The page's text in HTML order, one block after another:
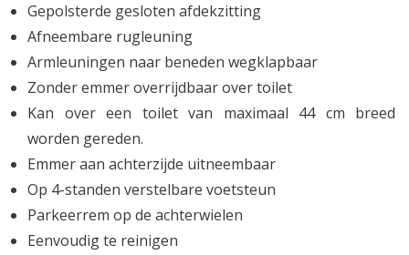
Gepolsterde gesloten afdekzitting
Afneembare rugleuning
Armleuningen naar beneden wegklapbaar
Zonder emmer overrijdbaar over toilet
Kan over een toilet van maximaal 44 cm breed
worden gereden.
Emmer aan achterzijde uitneembaar
Op 4-standen verstelbare voetsteun
Parkeerrem op de achterwielen
Eenvoudig te reinigen